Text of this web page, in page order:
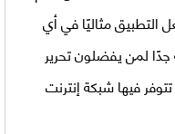
التطبيق مثاليًا في أي
لمن يفضلون تحرير
فيها شبكة إنترنت